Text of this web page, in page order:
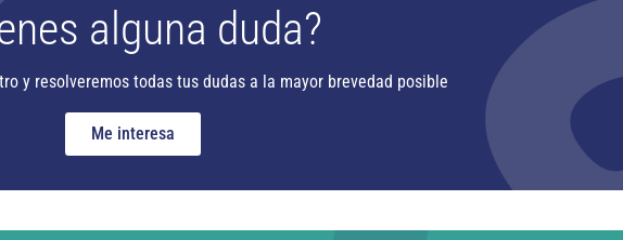
alguna duda?
y resolveremos todas tus dudas a la mayor brevedad posible
Me interesa